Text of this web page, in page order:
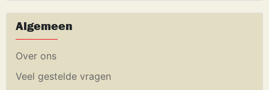
Algemeen
Over ons
Veel gestelde vragen